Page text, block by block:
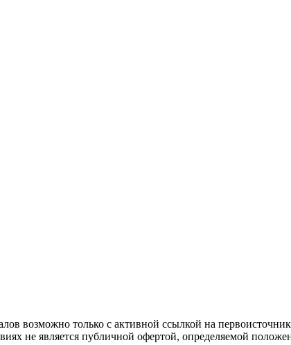
возможно только с активной ссылкой на
не является публичной офертой, определяемой